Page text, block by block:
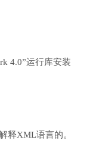
4.0”运行库安装
释XML语言的。